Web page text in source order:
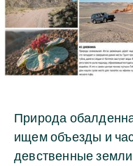
Природа
ищем объезды и
девственные